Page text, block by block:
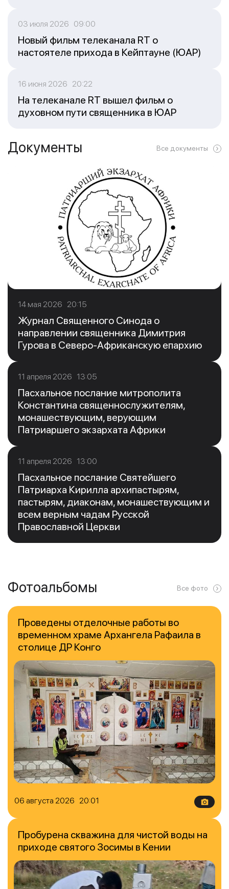
03 июля 2026 09:00
Новый фильм телеканала RT о
настоятеле прихода в Кейптауне (ЮАР)
16 июня 2026 20:22
На телеканале RT вышел фильм о
духовном пути священника в ЮАР
Документы Все документы
14 мая 2026 20:15
Журнал Священного Синода о
направлении священника Димитрия
Гурова в Северо-Африканскую епархию
11 апреля 2026 13:05
Пасхальное послание митрополита
Константина священнослужителям,
монашествующим, верующим
Патриаршего экзархата Африки
11 апреля 2026 13:00
Пасхальное послание Святейшего
Патриарха Кирилла архипастырям,
пастырям, диаконам, монашествующим и
всем верным чадам Русской
Православной Церкви
Фотоальбомы Все фото
06 августа 2026 20:01
Проведены отделочные работы во
временном храме Архангела Рафаила в
столице ДР Конго
Пробурена скважина для чистой воды на
приходе святого Зосимы в Кении